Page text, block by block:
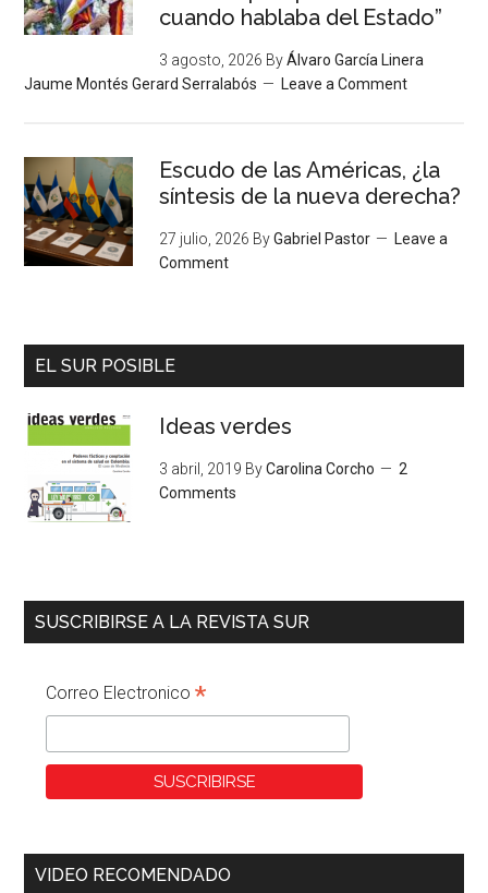
cuando hablaba del Estado”
3 agosto, 2026 ByÁlvaro García Linera
Jaume Montés Gerard Serralabós
Leave a Comment
Escudo de las Américas, ¿la
síntesis de la nueva derecha?
27 julio, 2026 ByGabriel Pastor
Leave a
Comment
EL SUR POSIBLE
Ideas verdes
3 abril, 2019 ByCarolina Corcho
2
Comments
SUSCRIBIRSE A LA REVISTA SUR
Correo Electronico*
VIDEO RECOMENDADO